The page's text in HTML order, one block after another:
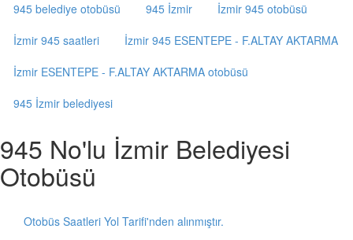
945 belediye otobüsü
945 İzmir
İzmir 945 otobüsü
İzmir 945 saatleri
İzmir 945 ESENTEPE - F.ALTAY AKTARMA
İzmir ESENTEPE - F.ALTAY AKTARMA otobüsü
945 İzmir belediyesi
945 No'lu İzmir Belediyesi
Otobüsü
Otobüs Saatleri Yol Tarifi'nden alınmıştır.